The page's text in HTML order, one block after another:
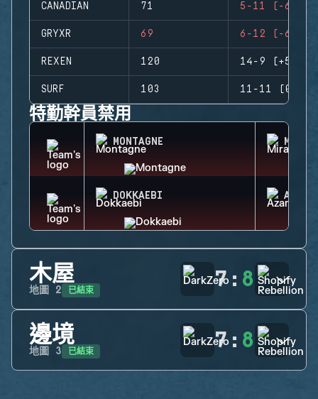
CANADIAN 71 5-11 (-6)
GRYXR 69 6-12 (-6)
REXEN 120 14-9 (+5)
SURF 103 11-11 (0)
特勤幹員禁用
MONTAGNE MIRA
DOKKAEBI AZAMI
木屋
地圖 2 已結束 7: 8
邊境
地圖 3 已結束 7: 8